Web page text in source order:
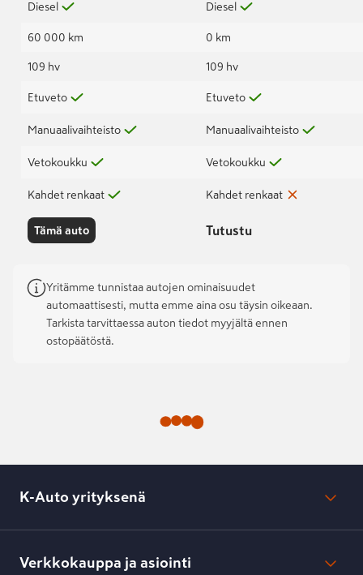
Diesel
60 000 km
109 hv
Etuveto
Manuaalivaihteisto
Vetokoukku
Kahdet renkaat
Tämä auto
Diesel
0 km
109 hv
Etuveto
Manuaalivaihteisto
Vetokoukku
Kahdet renkaat
Tutustu
Yritämme tunnistaa autojen ominaisuudet
automaattisesti, mutta emme aina osu täysin oikeaan.
Tarkista tarvittaessa auton tiedot myyjältä ennen
ostopäätöstä.
K-Auto yrityksenä
Lehdistötiedotteet
Verkkokauppa ja asiointi